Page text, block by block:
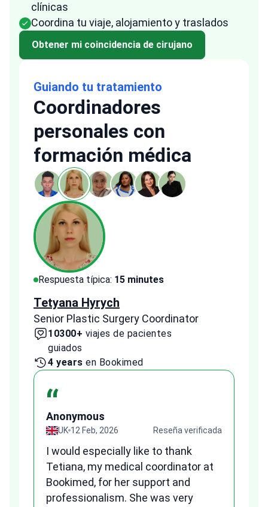
clínicas
Coordina tu viaje, alojamiento y traslados
Obtener mi coincidencia de cirujano
Guiando tu tratamiento
Coordinadores
personales con
formación médica
Respuesta típica: 15 minutes
Tetyana Hyrych
Senior Plastic Surgery Coordinator
10300+ viajes de pacientes
guiados
4 years en Bookimed
“
Anonymous
UK 12 Feb, 2026 Reseña verificada
I would especially like to thank
Tetiana, my medical coordinator at
Bookimed, for her support and
professionalism. She was very